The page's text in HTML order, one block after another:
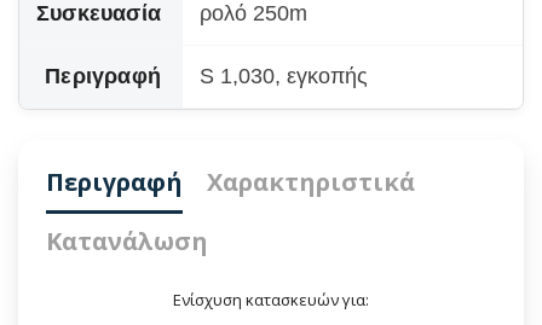
Συσκευασία ρολό 250m
Περιγραφή S 1,030, εγκοπής
Περιγραφή
Χαρακτηριστικά
Κατανάλωση
Ενίσχυση κατασκευών για: